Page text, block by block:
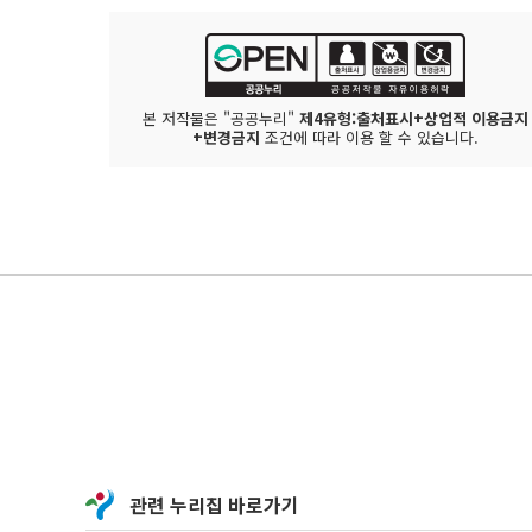
본 저작물은 "공공누리" 제4유형:출처표시+상업적 이용금지
+변경금지 조건에 따라 이용 할 수 있습니다.
관련 누리집 바로가기